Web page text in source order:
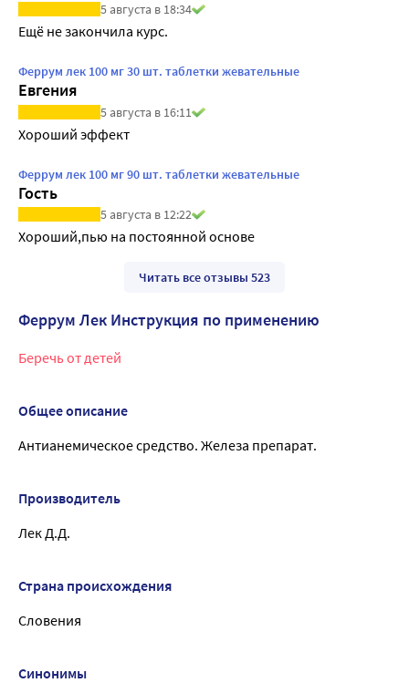
5 августа в 18:34
Ещё не закончила курс.
Феррум лек 100 мг 30 шт. таблетки жевательные
Евгения
5 августа в 16:11
Хороший эффект
Феррум лек 100 мг 90 шт. таблетки жевательные
Гость
5 августа в 12:22
Хороший,пью на постоянной основе
Читать все отзывы 523
Феррум Лек Инструкция по применению
Беречь от детей
Общее описание
Антианемическое средство. Железа препарат.
Производитель
Лек Д.Д.
Страна происхождения
Словения
Синонимы